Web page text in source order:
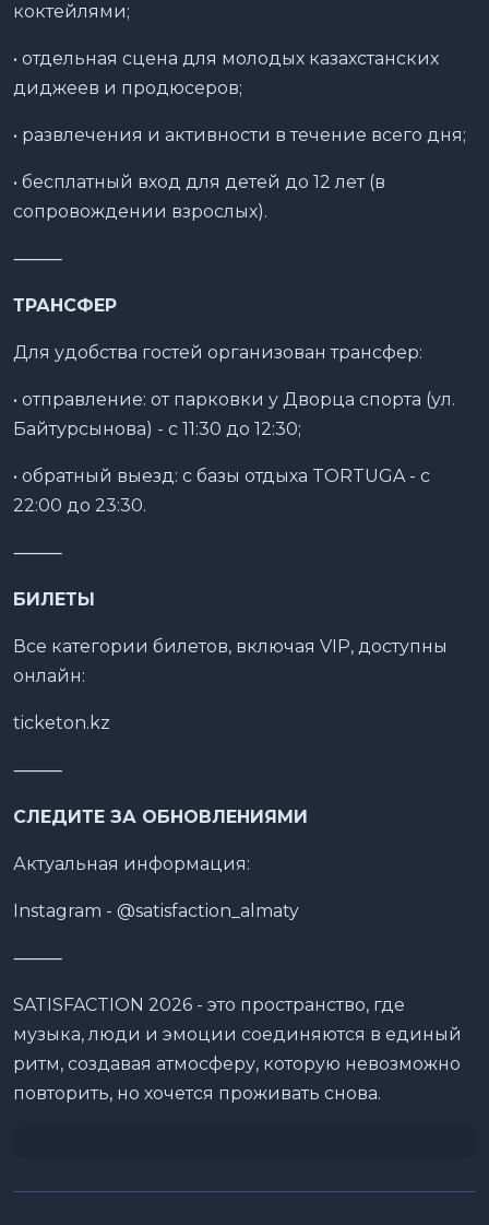
коктейлями;
• отдельная сцена для молодых казахстанских
диджеев и продюсеров;
• развлечения и активности в течение всего дня;
• бесплатный вход для детей до 12 лет (в
сопровождении взрослых).
⸻
ТРАНСФЕР
Для удобства гостей организован трансфер:
• отправление: от парковки у Дворца спорта (ул.
Байтурсынова) - с 11:30 до 12:30;
• обратный выезд: с базы отдыха TORTUGA - с
22:00 до 23:30.
⸻
БИЛЕТЫ
Все категории билетов, включая VIP, доступны
онлайн:
ticketon.kz
⸻
СЛЕДИТЕ ЗА ОБНОВЛЕНИЯМИ
Актуальная информация:
Instagram - @satisfaction_almaty
⸻
SATISFACTION 2026 - это пространство, где
музыка, люди и эмоции соединяются в единый
ритм, создавая атмосферу, которую невозможно
повторить, но хочется проживать снова.